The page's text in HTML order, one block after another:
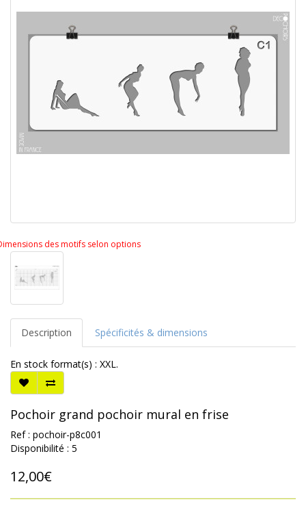
des motifs selon options
Description Spécificités & dimensions
En stock format(s) : XXL.
Pochoir grand pochoir mural en frise
Ref : pochoir-p8c001
Disponibilité : 5
12,00€